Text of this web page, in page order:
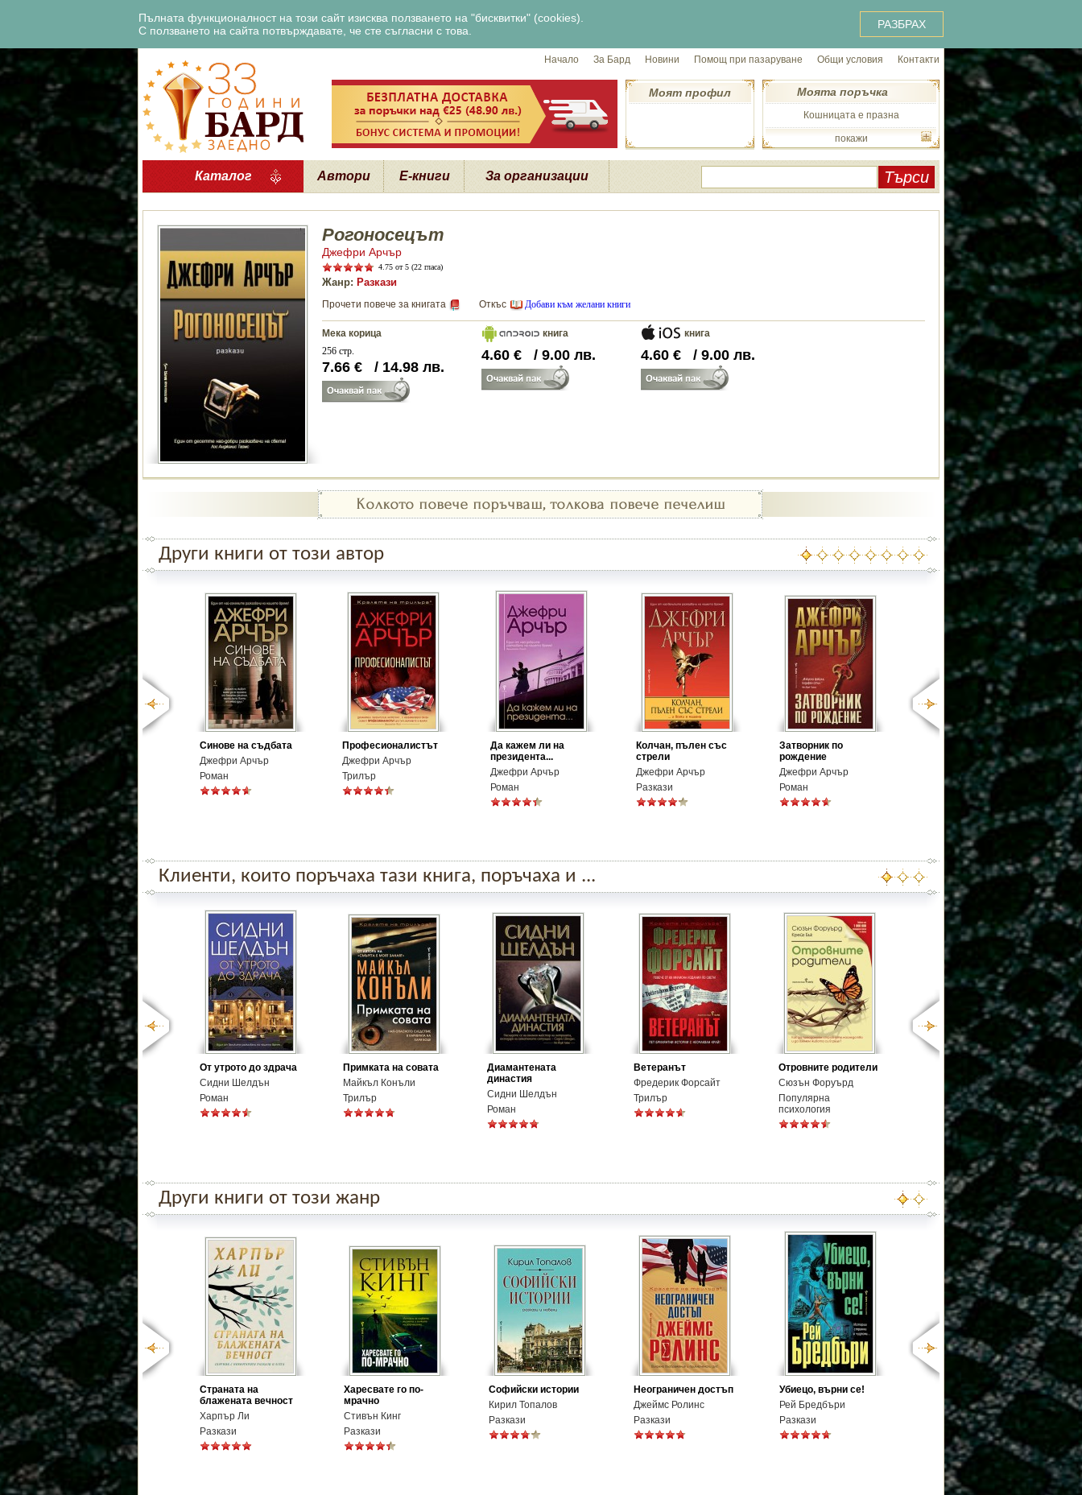
Пълната функционалност на този сайт изисква ползването на "бисквитки" (cookies).
С ползването на сайта потвърждавате, че сте съгласни с това.
РАЗБРАХ
Начало За Бард Новини Помощ при пазаруване Общи условия Контакти
Моят профил
Кошницата е празна
Моята поръчка
покажи
Каталог Автори Е-книги За организации
Рогоносецът
Джефри Арчър
4.75 от 5 (22 гласа)
Жанр: Разкази
Прочети повече за книгата Откъс Добави към желани книги
Мека корица
256 стр.
7.66 € / 14.98 лв.
книга
4.60 € / 9.00 лв.
книга
4.60 € / 9.00 лв.
Други книги от този автор
Синове на съдбата
Джефри Арчър
Роман
Професионалистът
Джефри Арчър
Трилър
Да кажем ли на
президента...
Джефри Арчър
Роман
Колчан, пълен със
стрели
Джефри Арчър
Разкази
Затворник по
рождение
Джефри Арчър
Роман
Клиенти, които поръчаха тази книга, поръчаха и ...
От утрото до здрача
Сидни Шелдън
Роман
Примката на совата
Майкъл Конъли
Трилър
Диамантената
династия
Сидни Шелдън
Роман
Ветеранът
Фредерик Форсайт
Трилър
Отровните родители
Сюзън Форуърд
Популярна
психология
Други книги от този жанр
Страната на
блажената вечност
Харпър Ли
Разкази
Харесвате го по-
мрачно
Стивън Кинг
Разкази
Софийски истории
Кирил Топалов
Разкази
Неограничен достъп
Джеймс Ролинс
Разкази
Убиецо, върни се!
Рей Бредбъри
Разкази